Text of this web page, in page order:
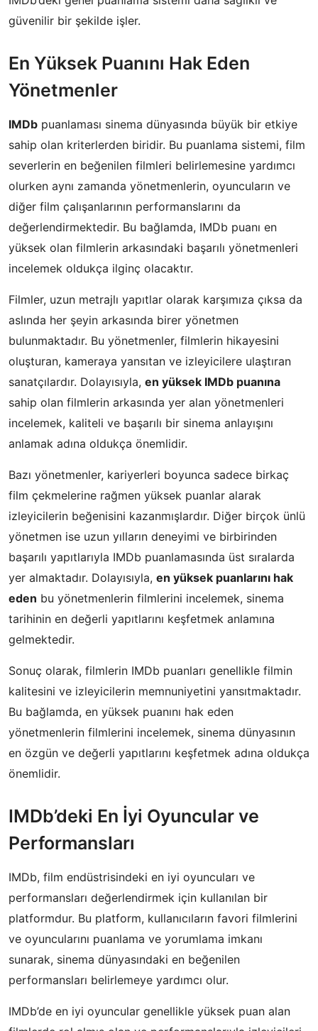
güvenilir bir şekilde işler.
En Yüksek Puanını Hak Eden
Yönetmenler
IMDb puanlaması sinema dünyasında büyük bir etkiye
sahip olan kriterlerden biridir. Bu puanlama sistemi, film
severlerin en beğenilen filmleri belirlemesine yardımcı
olurken aynı zamanda yönetmenlerin, oyuncuların ve
diğer film çalışanlarının performanslarını da
değerlendirmektedir. Bu bağlamda, IMDb puanı en
yüksek olan filmlerin arkasındaki başarılı yönetmenleri
incelemek oldukça ilginç olacaktır.
Filmler, uzun metrajlı yapıtlar olarak karşımıza çıksa da
aslında her şeyin arkasında birer yönetmen
bulunmaktadır. Bu yönetmenler, filmlerin hikayesini
oluşturan, kameraya yansıtan ve izleyicilere ulaştıran
sanatçılardır. Dolayısıyla, en yüksek IMDb puanına
sahip olan filmlerin arkasında yer alan yönetmenleri
incelemek, kaliteli ve başarılı bir sinema anlayışını
anlamak adına oldukça önemlidir.
Bazı yönetmenler, kariyerleri boyunca sadece birkaç
film çekmelerine rağmen yüksek puanlar alarak
izleyicilerin beğenisini kazanmışlardır. Diğer birçok ünlü
yönetmen ise uzun yılların deneyimi ve birbirinden
başarılı yapıtlarıyla IMDb puanlamasında üst sıralarda
yer almaktadır. Dolayısıyla, en yüksek puanlarını hak
eden bu yönetmenlerin filmlerini incelemek, sinema
tarihinin en değerli yapıtlarını keşfetmek anlamına
gelmektedir.
Sonuç olarak, filmlerin IMDb puanları genellikle filmin
kalitesini ve izleyicilerin memnuniyetini yansıtmaktadır.
Bu bağlamda, en yüksek puanını hak eden
yönetmenlerin filmlerini incelemek, sinema dünyasının
en özgün ve değerli yapıtlarını keşfetmek adına oldukça
önemlidir.
IMDb’deki En İyi Oyuncular ve
Performansları
IMDb, film endüstrisindeki en iyi oyuncuları ve
performansları değerlendirmek için kullanılan bir
platformdur. Bu platform, kullanıcıların favori filmlerini
ve oyuncularını puanlama ve yorumlama imkanı
sunarak, sinema dünyasındaki en beğenilen
performansları belirlemeye yardımcı olur.
IMDb’de en iyi oyuncular genellikle yüksek puan alan